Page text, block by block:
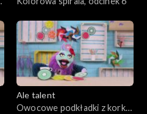
Ale talent
Owocowe podkładki z korka,